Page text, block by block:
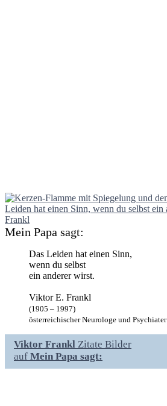
Mein Papa sagt:
Das Leiden hat einen Sinn,
wenn du selbst
ein anderer wirst.
Viktor E. Frankl
(1905 – 1997)
österreichischer Neurologe und Psychiater
Viktor Frankl Zitate Bilder
auf Mein Papa sagt: